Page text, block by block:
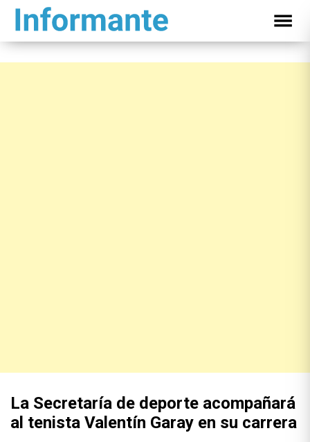
La Secretaría de deporte acompañará
al tenista Valentín Garay en su carrera